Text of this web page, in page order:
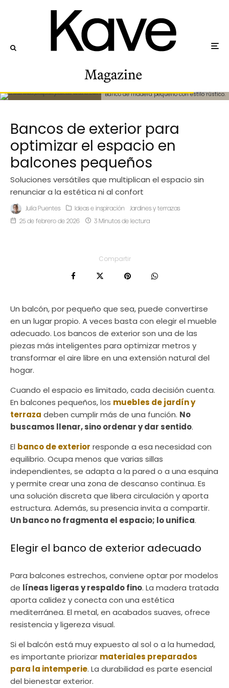
Banco de madera pequeño con estilo rústico.
Bancos de exterior para
optimizar el espacio en
balcones pequeños
Soluciones versátiles que multiplican el espacio sin
renunciar a la estética ni al confort
Julia Puentes Ideas e inspiración
Jardines y terrazas
25 de febrero de 2026
3 Minutos de lectura
Compartir
Un balcón, por pequeño que sea, puede convertirse
en un lugar propio. A veces basta con elegir el mueble
adecuado. Los bancos de exterior son una de las
piezas más inteligentes para optimizar metros y
transformar el aire libre en una extensión natural del
hogar.
Cuando el espacio es limitado, cada decisión cuenta.
En balcones pequeños, los muebles de jardín y
terraza deben cumplir más de una función. No
buscamos llenar, sino ordenar y dar sentido.
El banco de exterior responde a esa necesidad con
equilibrio. Ocupa menos que varias sillas
independientes, se adapta a la pared o a una esquina
y permite crear una zona de descanso continua. Es
una solución discreta que libera circulación y aporta
estructura. Además, su presencia invita a compartir.
Un banco no fragmenta el espacio; lo unifica.
Elegir el banco de exterior adecuado
Para balcones estrechos, conviene optar por modelos
de líneas ligeras y respaldo fino. La madera tratada
aporta calidez y conecta con una estética
mediterránea. El metal, en acabados suaves, ofrece
resistencia y ligereza visual.
Si el balcón está muy expuesto al sol o a la humedad,
es importante priorizar materiales preparados
para la intemperie. La durabilidad es parte esencial
del bienestar exterior.